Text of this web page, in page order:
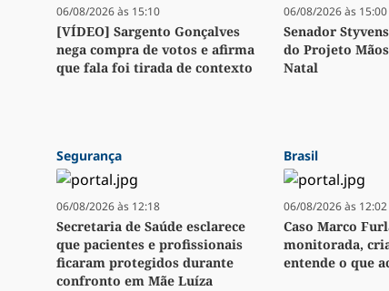
06/08/2026 às 15:10
[VÍDEO] Sargento Gonçalves
nega compra de votos e afirma
que fala foi tirada de contexto
06/08/2026 às 15:00
Senador
do Projeto
Natal
Segurança
06/08/2026 às 12:18
Secretaria de Saúde esclarece
que pacientes e profissionais
ficaram protegidos durante
confronto em Mãe Luíza
Brasil
06/08/2026 às 12:02
Caso Marco
monitorada,
entende o que